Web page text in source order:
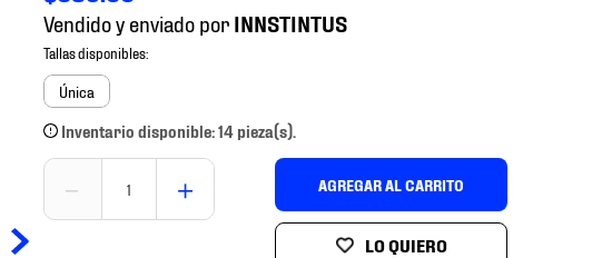
Vendido y enviado por
Única
Inventario disponible: 14 pieza(s).
＋
－ AGREGAR AL CARRITO